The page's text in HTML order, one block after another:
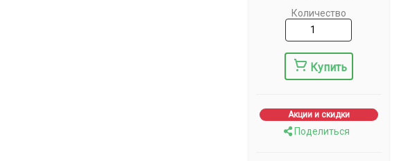
Количество
Купить
Акции и скидки
Поделиться